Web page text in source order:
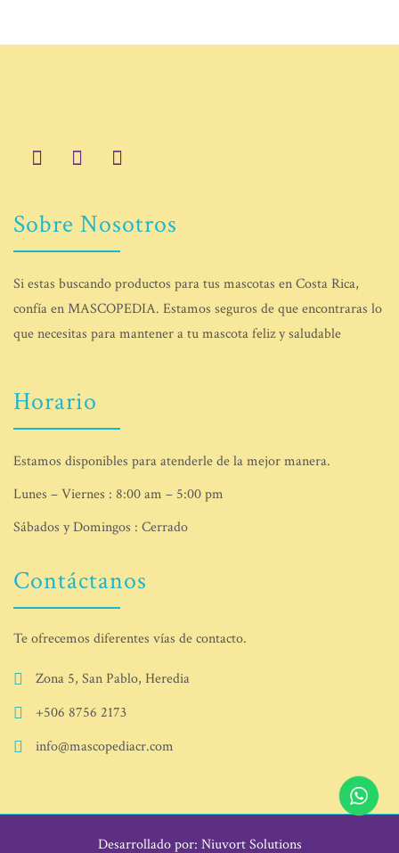
Sobre Nosotros
Si estas buscando productos para tus mascotas en Costa Rica,
confía en MASCOPEDIA. Estamos seguros de que encontraras lo
que necesitas para mantener a tu mascota feliz y saludable
Horario
Estamos disponibles para atenderle de la mejor manera.
Lunes – Viernes : 8:00 am – 5:00 pm
Sábados y Domingos : Cerrado
Contáctanos
Te ofrecemos diferentes vías de contacto.
Zona 5, San Pablo, Heredia
+506 8756 2173
info@mascopediacr.com
Desarrollado por: Niuvort Solutions